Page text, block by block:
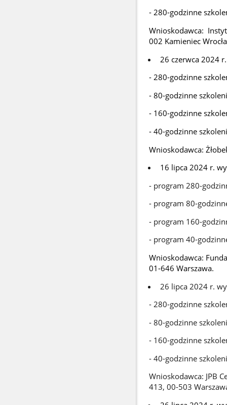
- 280-godzinne
Wnioskodawca:
002 Kamieniec
26 czerwca 2024
- 280-godzinne
- 80-godzinne
- 160-godzinne
- 40-godzinne
Wnioskodawca:
16 lipca 2024 r.
- program 280-
- program 80-
- program 160-
- program 40-
Wnioskodawca:
01-646 Warszawa.
26 lipca 2024 r.
- 280-godzinne
- 80-godzinne
- 160-godzinne
- 40-godzinne
Wnioskodawca: JPB
413, 00-503